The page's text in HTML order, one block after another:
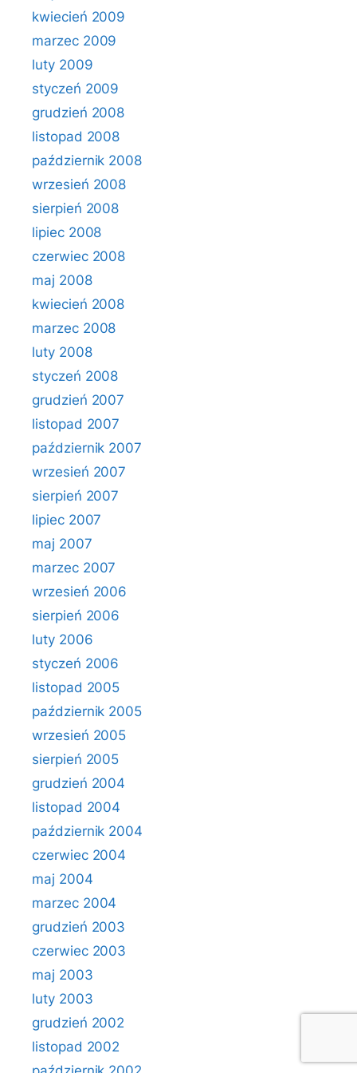
kwiecień 2009
marzec 2009
luty 2009
styczeń 2009
grudzień 2008
listopad 2008
październik 2008
wrzesień 2008
sierpień 2008
lipiec 2008
czerwiec 2008
maj 2008
kwiecień 2008
marzec 2008
luty 2008
styczeń 2008
grudzień 2007
listopad 2007
październik 2007
wrzesień 2007
sierpień 2007
lipiec 2007
maj 2007
marzec 2007
wrzesień 2006
sierpień 2006
luty 2006
styczeń 2006
listopad 2005
październik 2005
wrzesień 2005
sierpień 2005
grudzień 2004
listopad 2004
październik 2004
czerwiec 2004
maj 2004
marzec 2004
grudzień 2003
czerwiec 2003
maj 2003
luty 2003
grudzień 2002
listopad 2002